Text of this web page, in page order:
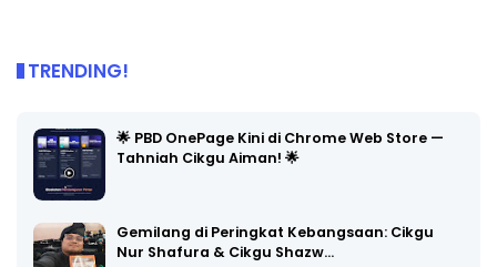
TRENDING!
🌟 PBD OnePage Kini di Chrome Web Store —
Tahniah Cikgu Aiman! 🌟
Gemilang di Peringkat Kebangsaan: Cikgu
Nur Shafura & Cikgu Shazw…